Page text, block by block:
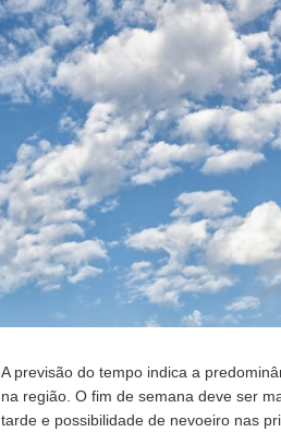
A previsão do tempo indica a
na região. O fim de semana deve ser
tarde e possibilidade de nevoeiro nas